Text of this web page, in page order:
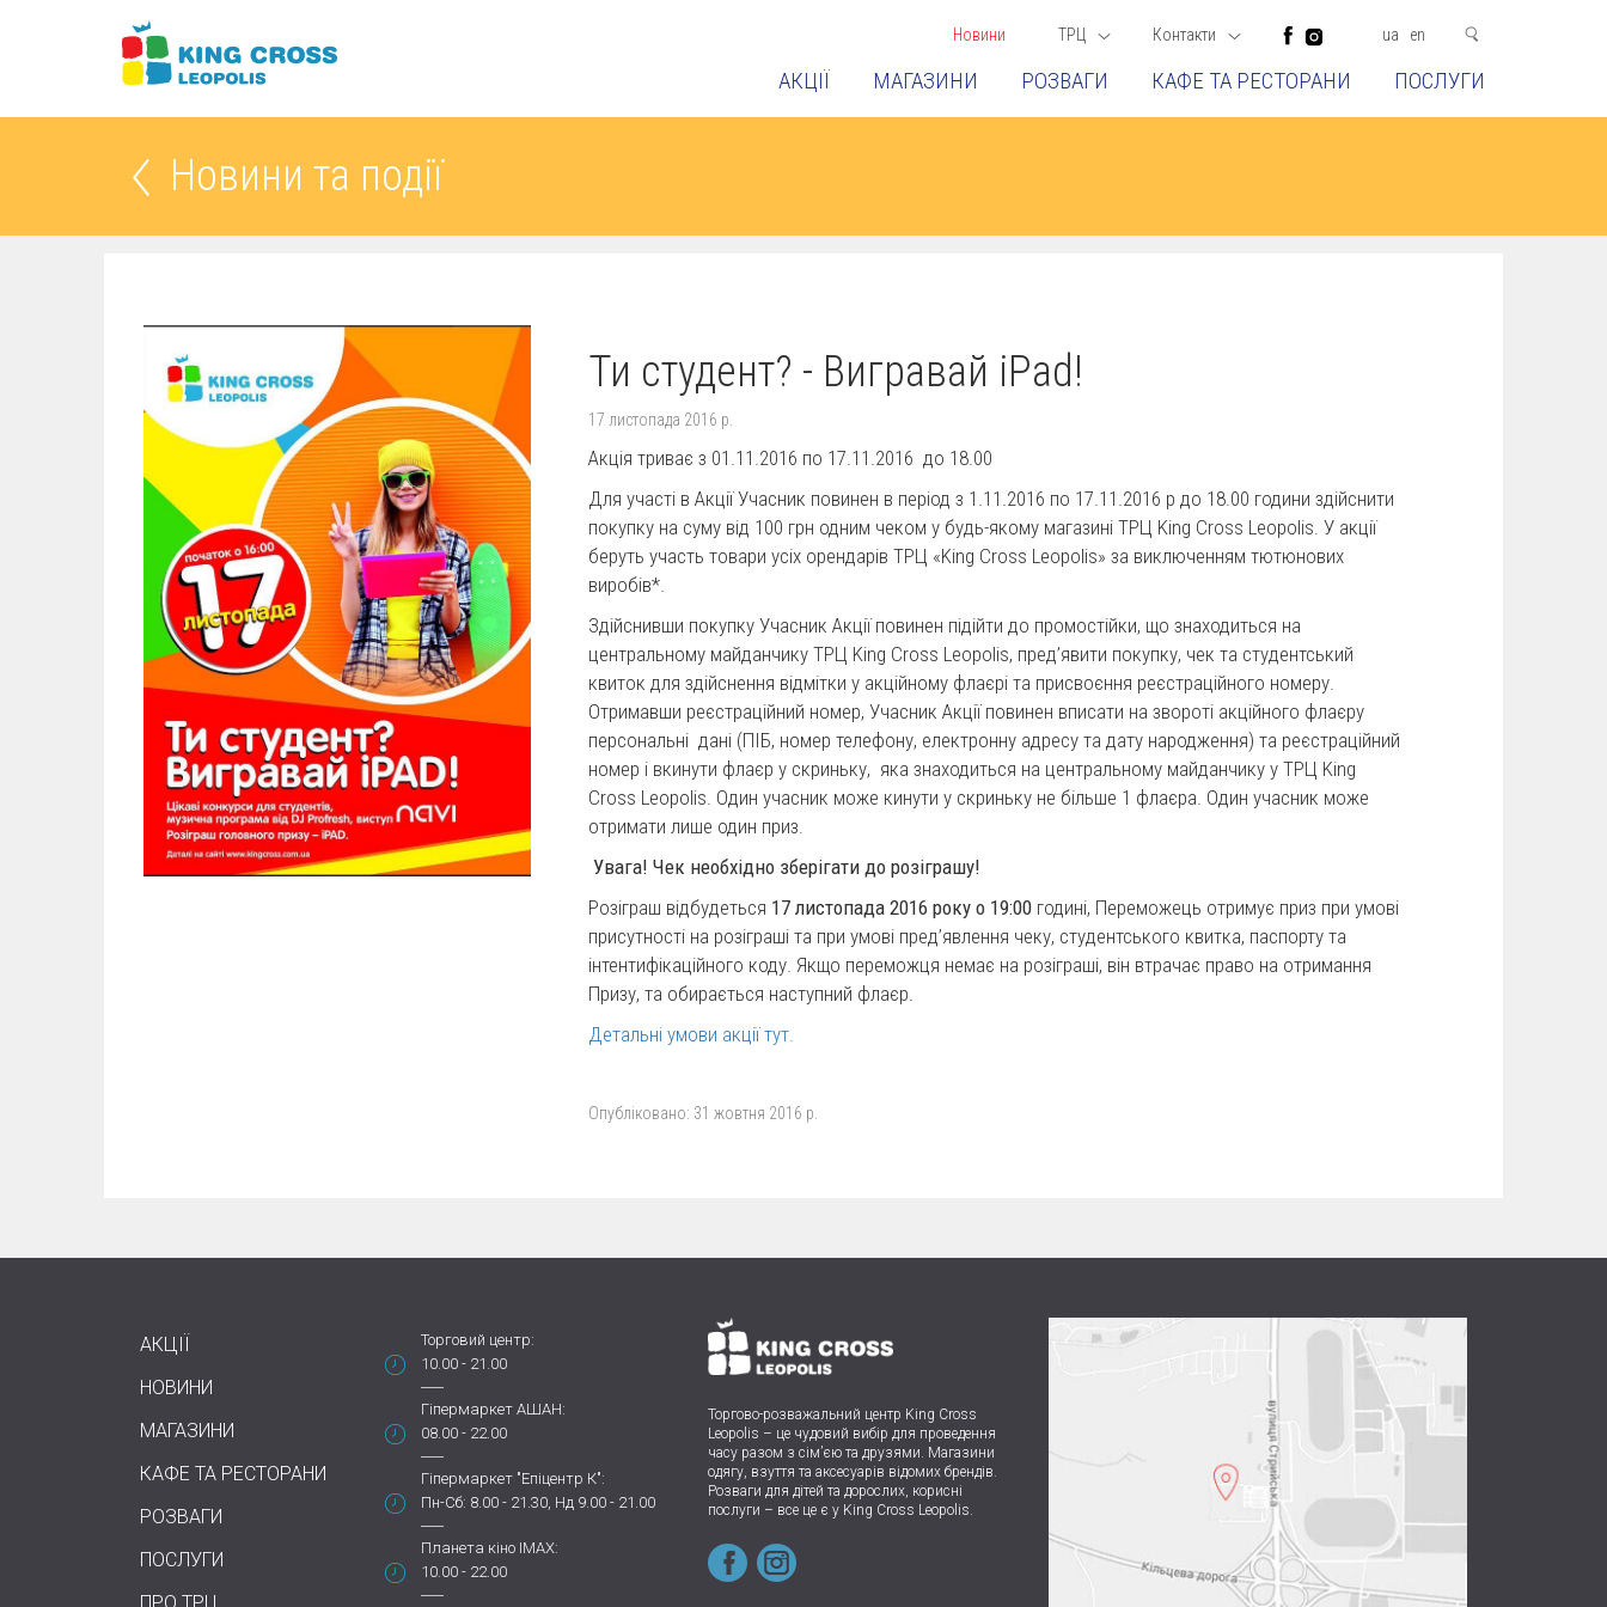
Новини ТРЦ Контакти ua en
АКЦІЇ МАГАЗИНИ РОЗВАГИ КАФЕ ТА РЕСТОРАНИ ПОСЛУГИ
Новини та події
Ти студент? - Вигравай iPad!
17 листопада 2016 р.
Акція триває з 01.11.2016 по 17.11.2016 до 18.00
Для участі в Акції Учасник повинен в період з 1.11.2016 по 17.11.2016 р до 18.00 години здійснити
покупку на суму від 100 грн одним чеком у будь-якому магазині ТРЦ King Cross Leopolis. У акції
беруть участь товари усіх орендарів ТРЦ «King Cross Leopolis» за виключенням тютюнових
виробів*.
Здійснивши покупку Учасник Акції повинен підійти до промостійки, що знаходиться на
центральному майданчику ТРЦ King Cross Leopolis, пред’явити покупку, чек та студентський
квиток для здійснення відмітки у акційному флаєрі та присвоєння реєстраційного номеру.
Отримавши реєстраційний номер, Учасник Акції повинен вписати на звороті акційного флаєру
персональні дані (ПІБ, номер телефону, електронну адресу та дату народження) та реєстраційний
номер і вкинути флаєр у скриньку, яка знаходиться на центральному майданчику у ТРЦ King
Cross Leopolis. Один учасник може кинути у скриньку не більше 1 флаєра. Один учасник може
отримати лише один приз.
Увага! Чек необхідно зберігати до розіграшу!
Розіграш відбудеться 17 листопада 2016 року о 19:00 годині, Переможець отримує приз при умові
присутності на розіграші та при умові пред’явлення чеку, студентського квитка, паспорту та
інтентифікаційного коду. Якщо переможця немає на розіграші, він втрачає право на отримання
Призу, та обирається наступний флаєр.
Детальні умови акції тут.
Опубліковано: 31 жовтня 2016 р.
АКЦІЇ
НОВИНИ
МАГАЗИНИ
КАФЕ ТА РЕСТОРАНИ
РОЗВАГИ
ПОСЛУГИ
Торговий центр:
10.00 - 21.00
Гіпермаркет АШАН:
08.00 - 22.00
Гіпермаркет "Епіцентр К":
Пн-Сб: 8.00 - 21.30, Нд 9.00 - 21.00
Планета кіно IMAX:
10.00 - 22.00
Торгово-розважальний центр King Cross
Leopolis – це чудовий вибір для проведення
часу разом з сім’єю та друзями. Магазини
одягу, взуття та аксесуарів відомих брендів.
Розваги для дітей та дорослих, корисні
послуги – все це є у King Cross Leopolis.